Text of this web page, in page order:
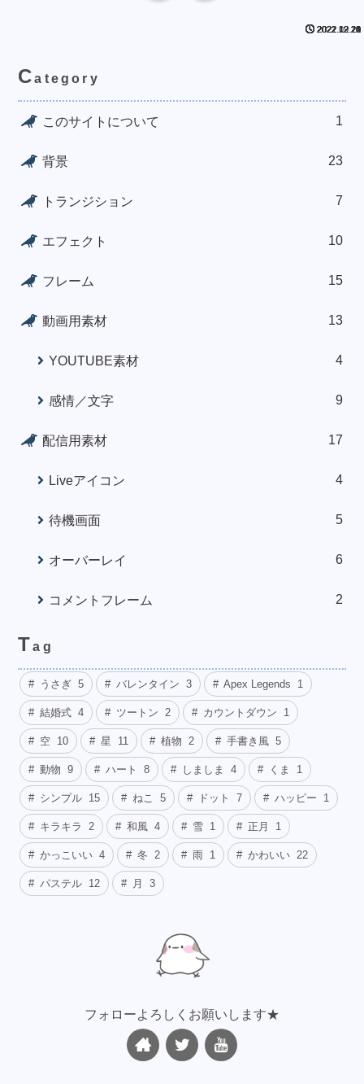
2022.12.24
2022.12.21
2022.12.21
2022.12.21
2022.12.20
2022.12.20
2022.12.20
2022.12.20
2021.09.18
Category
このサイトについて 1
背景 23
トランジション 7
エフェクト 10
フレーム 15
動画用素材 13
YOUTUBE素材 4
感情／文字 9
配信用素材 17
Liveアイコン 4
待機画面 5
オーバーレイ 6
コメントフレーム 2
Tag
うさぎ 5 バレンタイン 3 Apex Legends 1
結婚式 4 ツートン 2 カウントダウン 1
空 10 星 11 植物 2 手書き風 5
動物 9 ハート 8 しましま 4 くま 1
シンプル 15 ねこ 5 ドット 7 ハッピー 1
キラキラ 2 和風 4 雪 1 正月 1
かっこいい 4 冬 2 雨 1 かわいい 22
パステル 12 月 3
フォローよろしくお願いします★